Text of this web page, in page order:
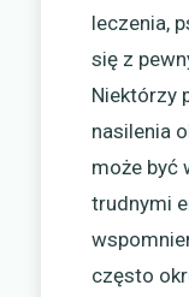
leczenia,
się z
Niektórzy
nasilenia
może być
trudnymi
często